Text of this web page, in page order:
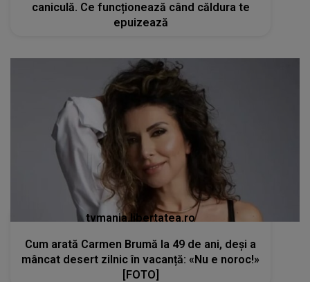
caniculă. Ce funcționează când căldura te
epuizează
tvmania.libertatea.ro
Cum arată Carmen Brumă la 49 de ani, deși a
mâncat desert zilnic în vacanță: «Nu e noroc!»
[FOTO]